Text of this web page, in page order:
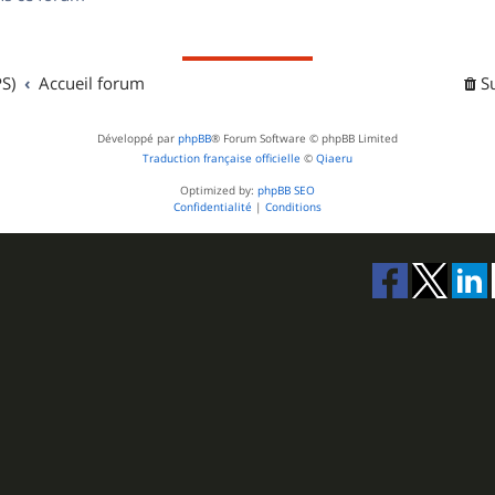
Accueil forum
Développé par phpBB® Forum Software © phpBB Limited
Traduction française officielle © Qiaeru
Optimized by: phpBB SEO
Confidentialité | Conditions